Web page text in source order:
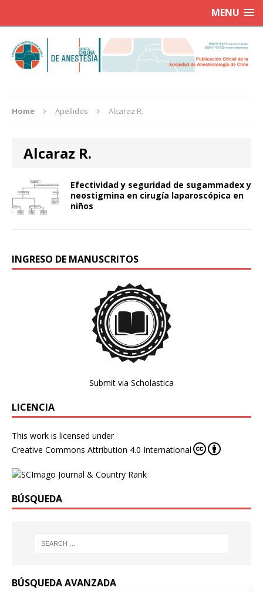
MENU
Home Apellidos Alcaraz R.
Alcaraz R.
Efectividad y seguridad de sugammadex y
neostigmina en cirugía laparoscópica en
niños
INGRESO DE MANUSCRITOS
Submit via Scholastica
LICENCIA
This work is licensed under
Creative Commons Attribution 4.0 International
BÚSQUEDA
BÚSQUEDA AVANZADA